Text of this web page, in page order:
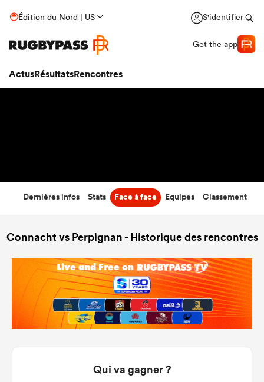
Édition du Nord | US S'identifier
Get the app
ActusRésultatsRencontres
Dernières infos Stats Face à face Equipes Classement
Connacht vs Perpignan - Historique des rencontres
Qui va gagner ?